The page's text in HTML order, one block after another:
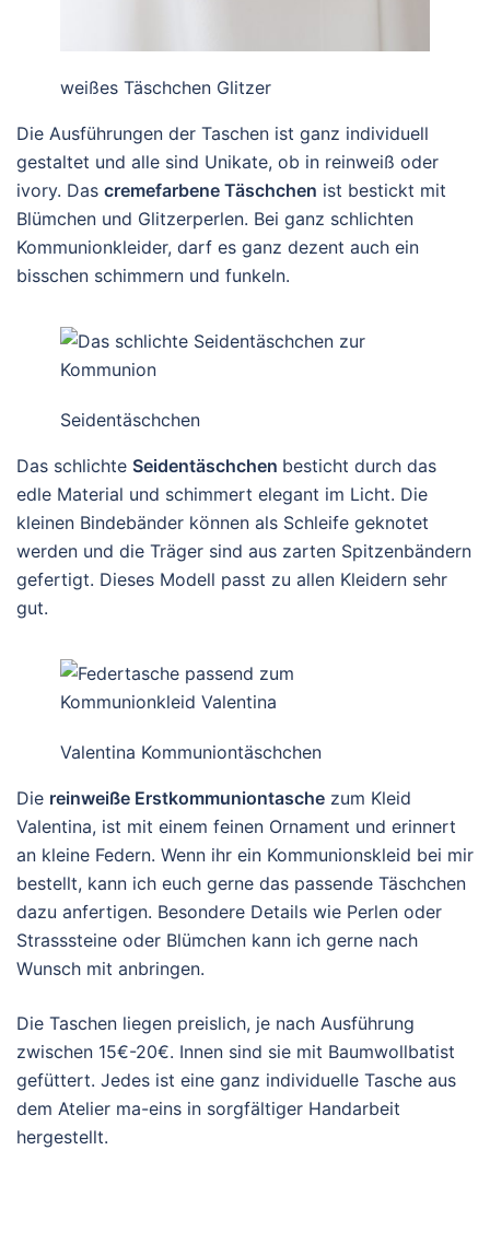
weißes Täschchen Glitzer
Die Ausführungen der Taschen ist ganz individuell
gestaltet und alle sind Unikate, ob in reinweiß oder
ivory. Das cremefarbene Täschchen ist bestickt mit
Blümchen und Glitzerperlen. Bei ganz schlichten
Kommunionkleider, darf es ganz dezent auch ein
bisschen schimmern und funkeln.
Seidentäschchen
Das schlichte Seidentäschchen besticht durch das
edle Material und schimmert elegant im Licht. Die
kleinen Bindebänder können als Schleife geknotet
werden und die Träger sind aus zarten Spitzenbändern
gefertigt. Dieses Modell passt zu allen Kleidern sehr
gut.
Valentina Kommuniontäschchen
Die reinweiße Erstkommuniontasche zum Kleid
Valentina, ist mit einem feinen Ornament und erinnert
an kleine Federn. Wenn ihr ein Kommunionskleid bei mir
bestellt, kann ich euch gerne das passende Täschchen
dazu anfertigen. Besondere Details wie Perlen oder
Strasssteine oder Blümchen kann ich gerne nach
Wunsch mit anbringen.
Die Taschen liegen preislich, je nach Ausführung
zwischen 15€-20€. Innen sind sie mit Baumwollbatist
gefüttert. Jedes ist eine ganz individuelle Tasche aus
dem Atelier ma-eins in sorgfältiger Handarbeit
hergestellt.